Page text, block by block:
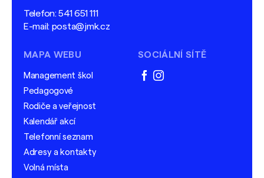
Telefon:541 651 111
E-mail: posta@jmk.cz
MAPA WEBU
Management škol
Pedagogové
Rodiče a veřejnost
Kalendář akcí
Telefonní seznam
Adresy a kontakty
Volná místa
SOCIÁLNÍ SÍTĚ
facebook
instagram